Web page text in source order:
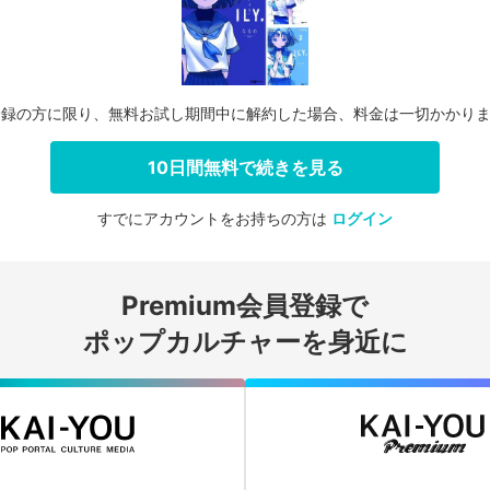
ログインする
の方に限り、無料お試し期間中に解約した場合、料金は一切かかり
10日間無料で続きを見る
すでにアカウントをお持ちの方は ログイン
Premium会員登録で
ポップカルチャーを身近に